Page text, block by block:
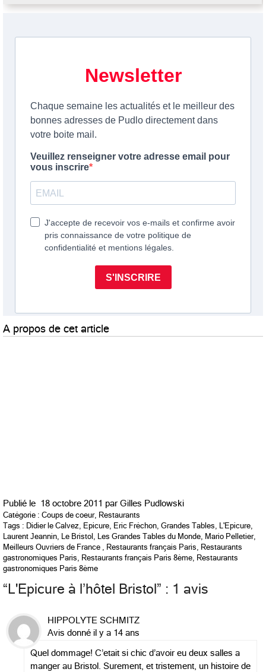
A propos de cet article
Publié le 18 octobre 2011 par Gilles Pudlowski
Catégorie : Coups de coeur, Restaurants
Tags : Didier le Calvez, Epicure, Eric Fréchon, Grandes Tables, L'Epicure,
Laurent Jeannin, Le Bristol , Les Grandes Tables du Monde, Mario Pelletier,
Meilleurs Ouvriers de France , Restaurants français Paris, Restaurants
gastronomiques Paris, Restaurants français Paris 8ème, Restaurants
gastronomiques Paris 8ème
“ L'Epicure à l’hôtel Bristol ” : 1 avis
HIPPOLYTE SCHMITZ
Avis donné il y a 14 ans
Quel dommage! C’etait si chic d’avoir eu deux salles a
manger au Bristol. Surement, et tristement, un histoire de